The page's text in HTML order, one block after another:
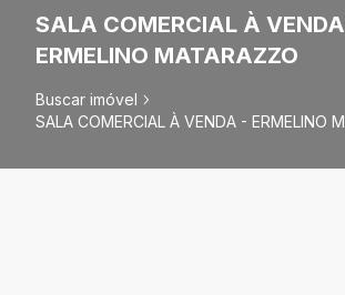
SALA COMERCIAL À
ERMELINO MATARAZZO
Buscar imóvel
SALA COMERCIAL À VENDA - ERMELINO